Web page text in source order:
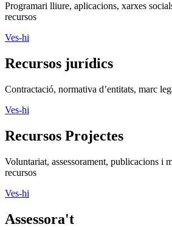
Programari lliure, aplicacions, xarxes
recursos
Ves-hi
Recursos jurídics
Contractació, normativa d’entitats, marc
Ves-hi
Recursos Projectes
Voluntariat, assessorament, publicacions i
recursos
Ves-hi
Assessora't